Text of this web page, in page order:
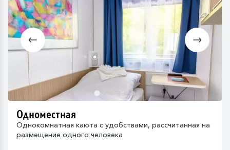
Одноместная
Однокомнатная каюта с удобствами, рассчитанная на
размещение одного человека